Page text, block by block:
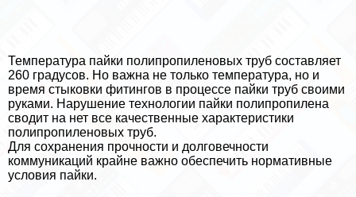
Температура пайки полипропиленовых труб составляет
260 градусов. Но важна не только температура, но и
время стыковки фитингов в процессе пайки труб своими
руками. Нарушение технологии пайки полипропилена
сводит на нет все качественные хаpaктеристики
полипропиленовых труб.
Для сохранения прочности и долговечности
коммуникаций крайне важно обеспечить нормативные
условия пайки.